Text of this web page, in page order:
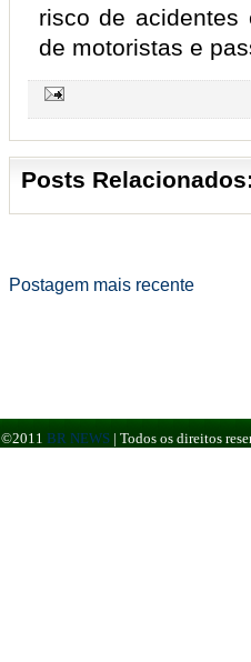
risco de
de motoristas e
Posts
Postagem mais recente
©2011 BR NEWS | Todos os direitos